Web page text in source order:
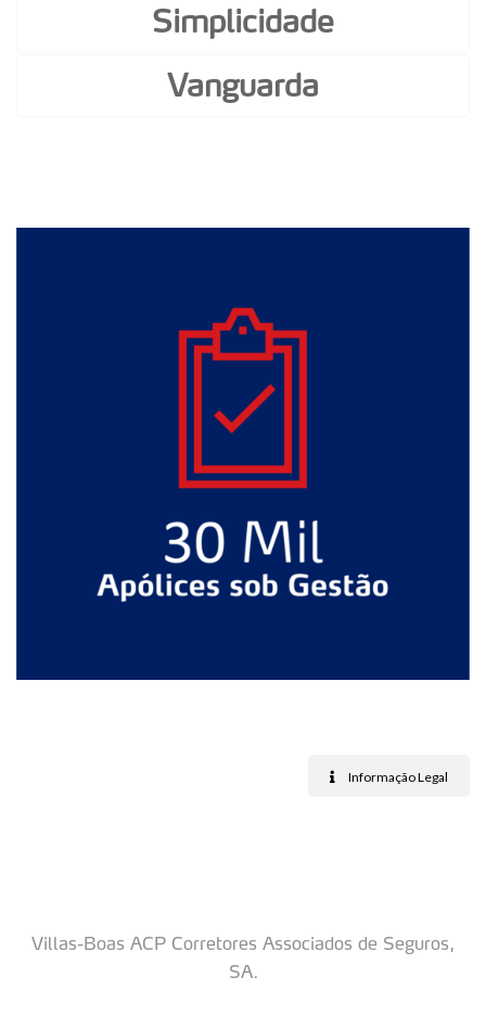
Simplicidade
Vanguarda
Informação Legal
Villas-Boas ACP Corretores Associados de Seguros,
SA.